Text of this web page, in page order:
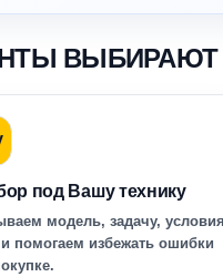
ВЫБИРАЮТ
под Вашу технику
модель, задачу, условия
помогаем избежать ошибки